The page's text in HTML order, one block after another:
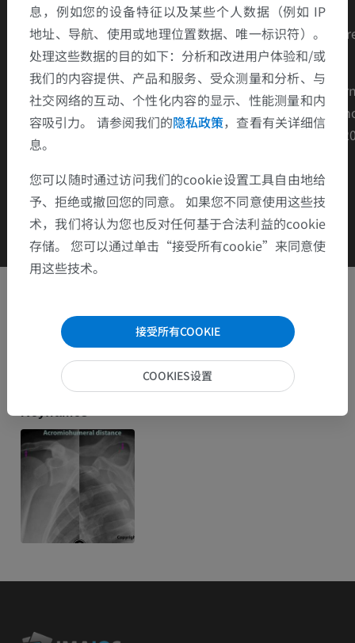
Normal :7-15 mm
If < 7 mm :full-thickness supraspinatus tendon tears
ent in 90%
Ref : Saupe N, Pfirrmann CWA, Schmid MR, Jost B,
r CML, Zanetti M. Association between rotator cuff
malities and reduced acromiohumeral distance. AJR
6;187 : 376-382
Clinical Case Channel IMAIOS
相册: 类别
息，例如您的设备特征以及某些个人数据（例如 IP
地址、导航、使用或地理位置数据、唯一标识符）。
处理这些数据的目的如下：分析和改进用户体验和/或
我们的内容提供、产品和服务、受众测量和分析、与
社交网络的互动、个性化内容的显示、性能测量和内
容吸引力。 请参阅我们的隐私政策，查看有关详细信
息。
您可以随时通过访问我们的cookie设置工具自由地给
予、拒绝或撤回您的同意。 如果您不同意使用这些技
术，我们将认为您也反对任何基于合法利益的cookie
存储。 您可以通过单击“接受所有cookie”来同意使
用这些技术。
接受所有COOKIE
COOKIES设置